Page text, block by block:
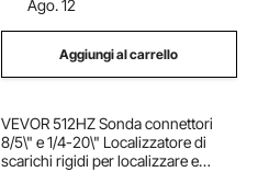
Ago. 12
Aggiungi al carrello
VEVOR 512HZ Sonda connettori
8/5\" e 1/4-20\" Localizzatore di
scarichi rigidi per localizzare e